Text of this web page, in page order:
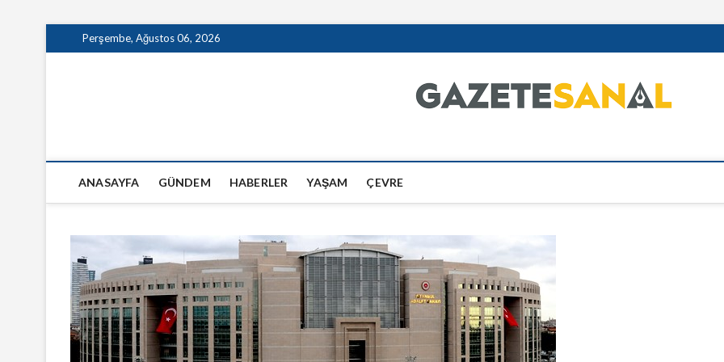
to
Perşembe, Ağustos 06, 2026
ANASAYFA GÜNDEM HABERLER YAŞAM ÇEVRE